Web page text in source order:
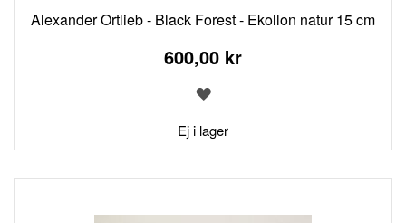
Alexander Ortlieb - Black Forest - Ekollon natur 15 cm
600,00 kr
Ej i lager
LÄGG
I
ÖNSKELISTA